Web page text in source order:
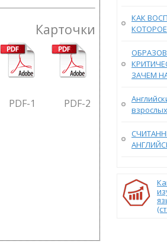
Карточки
PDF-1 PDF-2
КАК
ЗАЧЕМ